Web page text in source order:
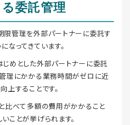
委託管理
限管理を外部パートナーに委託す
なってきています。
めとした外部パートナーに委託
管理にかかる業務時間がゼロに近
上することです。
比べて多額の費用がかかること
ことが挙げられます。